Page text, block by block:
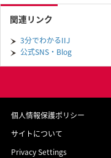
関連リンク
3分でわかるIIJ
公式SNS・Blog
個人情報保護ポリシー
サイトについて
Privacy Settings